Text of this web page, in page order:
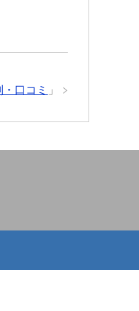
口コミ 」